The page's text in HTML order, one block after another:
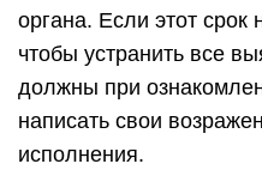
органа. Если этот срок
чтобы устранить все
должны при
написать свои
исполнения.